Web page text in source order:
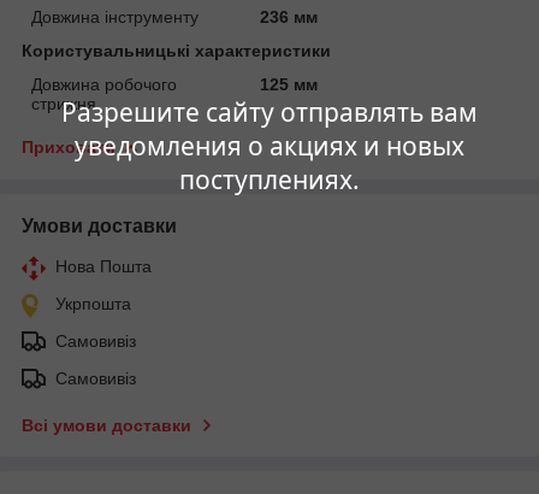
Разрешите сайту отправлять вам
уведомления о акциях и новых
поступлениях.
Довжина інструменту
236 мм
Користувальницькі характеристики
Довжина робочого
стрижня
125 мм
Приховати
Умови доставки
Нова Пошта
Укрпошта
Самовивіз
Самовивіз
Всі умови доставки